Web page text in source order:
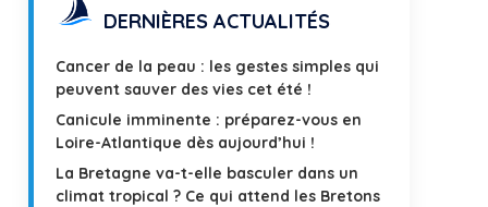
DERNIÈRES ACTUALITÉS
Cancer de la peau : les gestes simples qui
peuvent sauver des vies cet été !
Canicule imminente : préparez-vous en
Loire-Atlantique dès aujourd’hui !
La Bretagne va-t-elle basculer dans un
climat tropical ? Ce qui attend les Bretons